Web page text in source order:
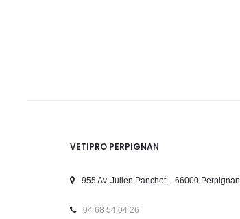
VETIPRO PERPIGNAN
955 Av. Julien Panchot – 66000 Perpignan
04 68 54 04 26